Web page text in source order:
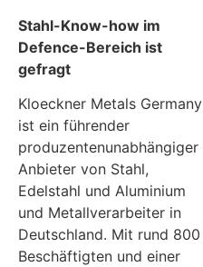
Stahl-Know-how im
Defence-Bereich ist
gefragt
Kloeckner Metals Germany
ist ein führender
produzentenunabhängiger
Anbieter von Stahl,
Edelstahl und Aluminium
und Metallverarbeiter in
Deutschland. Mit rund 800
Beschäftigten und einer